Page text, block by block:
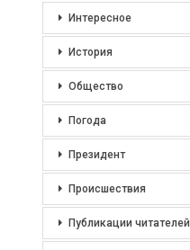
Интересное
История
Общество
Погода
Президент
Происшествия
Публикации читателей